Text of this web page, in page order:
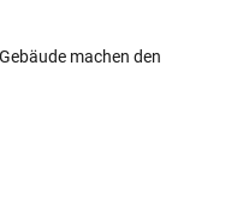
machen den